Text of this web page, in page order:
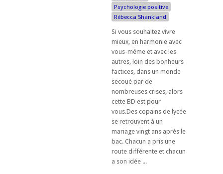
Psychologie positive
Rébecca Shankland
Si vous souhaitez vivre
mieux, en harmonie avec
vous-même et avec les
autres, loin des bonheurs
factices, dans un monde
secoué par de
nombreuses crises, alors
cette BD est pour
vous.Des copains de lycée
se retrouvent à un
mariage vingt ans après le
bac. Chacun a pris une
route différente et chacun
a son idée ...